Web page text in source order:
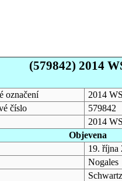
(579842) 2014
označení
2014
číslo
579842
2014
Objevena
19. října
Nogales